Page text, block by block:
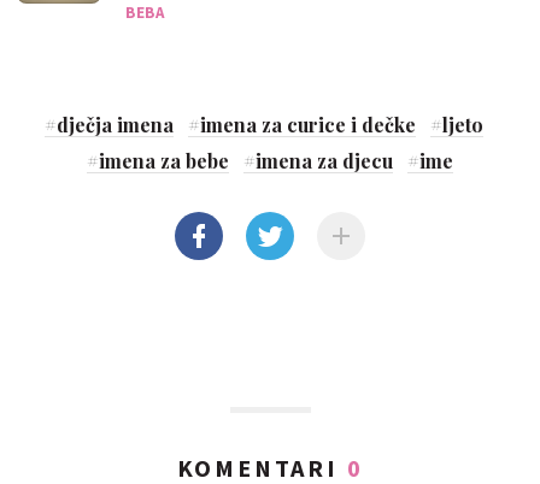
BEBA
#dječja imena #imena za curice i dečke #ljeto
#imena za bebe #imena za djecu #ime
KOMENTARI 0